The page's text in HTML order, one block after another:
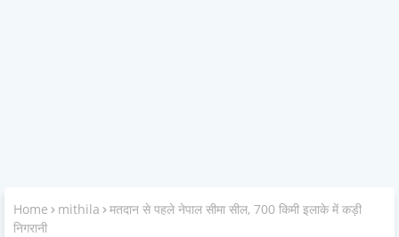
Home mithila
मतदान से पहले नेपाल सीमा सील, 700 किमी इलाके में कड़ी
निगरानी